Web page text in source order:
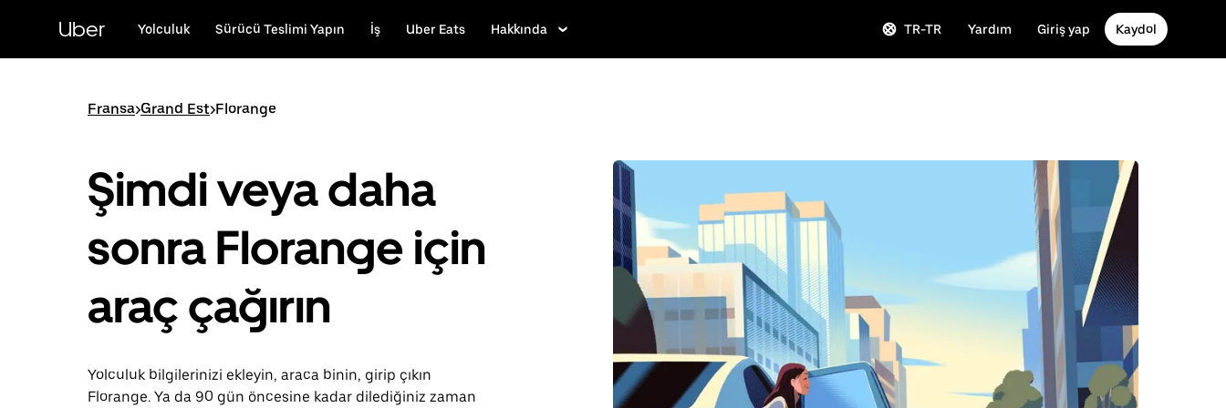
Uber Yolculuk Sürücü Teslimi Yapın İş Uber Eats Hakkında TR-TR Yardım Giriş yap Kaydol
Fransa>Grand Est>Florange
Şimdi veya daha
sonra Florange için
araç çağırın
Yolculuk bilgilerinizi ekleyin, araca binin, girip çıkın
Florange. Ya da 90 gün öncesine kadar dilediğiniz zaman